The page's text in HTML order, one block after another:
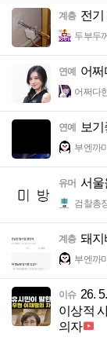
계층 전기
두부두
연예 어쩌
어쩌다
연예 보
부엔까
유머 서울
검찰총
계층 돼지
부엔까
이슈 26.
이상적
의자